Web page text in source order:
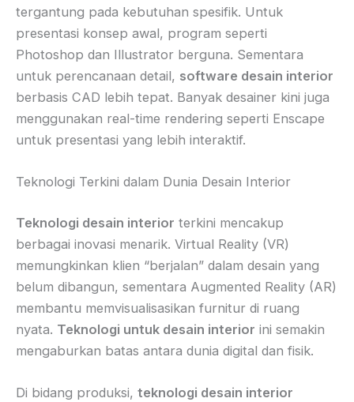
tergantung pada kebutuhan spesifik. Untuk
presentasi konsep awal, program seperti
Photoshop dan Illustrator berguna. Sementara
untuk perencanaan detail, software desain interior
berbasis CAD lebih tepat. Banyak desainer kini juga
menggunakan real-time rendering seperti Enscape
untuk presentasi yang lebih interaktif.
Teknologi Terkini dalam Dunia Desain Interior
Teknologi desain interior terkini mencakup
berbagai inovasi menarik. Virtual Reality (VR)
memungkinkan klien “berjalan” dalam desain yang
belum dibangun, sementara Augmented Reality (AR)
membantu memvisualisasikan furnitur di ruang
nyata. Teknologi untuk desain interior ini semakin
mengaburkan batas antara dunia digital dan fisik.
Di bidang produksi, teknologi desain interior